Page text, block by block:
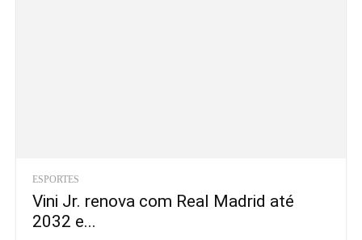
ESPORTES
Vini Jr. renova com Real Madrid até
2032 e...